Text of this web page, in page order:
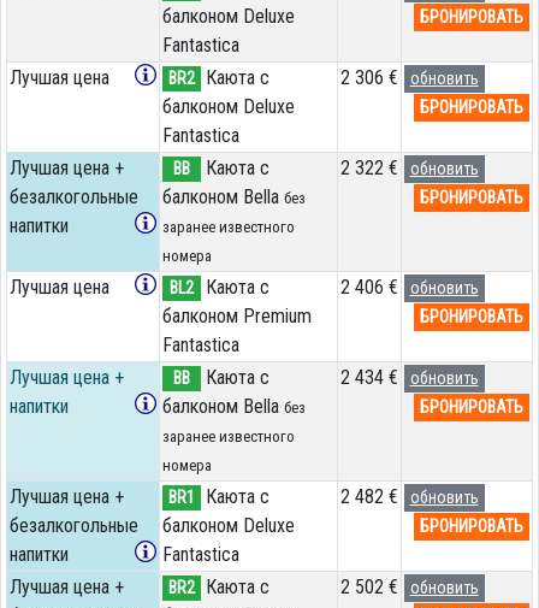
балконом Deluxe
Fantastica
БРОНИРОВАТЬ
Лучшая цена BR2
Каюта с
балконом Deluxe
Fantastica
2 306 €
обновить
БРОНИРОВАТЬ
Лучшая цена +
безалкогольные
напитки
BB
Каюта с
балконом Bella без
заранее известного
номера
2 322 €
обновить
БРОНИРОВАТЬ
Лучшая цена BL2
Каюта с
балконом Premium
Fantastica
2 406 €
обновить
БРОНИРОВАТЬ
Лучшая цена +
напитки
BB
Каюта с
балконом Bella без
заранее известного
номера
2 434 €
обновить
БРОНИРОВАТЬ
Лучшая цена +
безалкогольные
напитки
BR1
Каюта с
балконом Deluxe
Fantastica
2 482 €
обновить
БРОНИРОВАТЬ
Лучшая цена +
BR2
Каюта с
2 502 €
обновить